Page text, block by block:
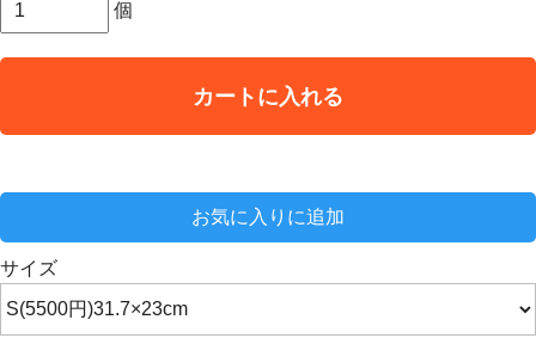
個
カートに入れる
お気に入りに追加
サイズ